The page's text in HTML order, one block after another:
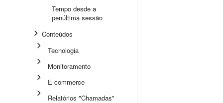
Tempo desde a
penúltima sessão
Conteúdos
Tecnologia
Monitoramento
E-commerce
Relatórios "Chamadas"